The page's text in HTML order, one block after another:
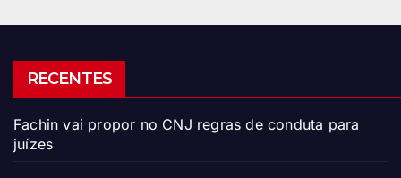
RECENTES
Fachin vai propor no CNJ regras de conduta para
juízes